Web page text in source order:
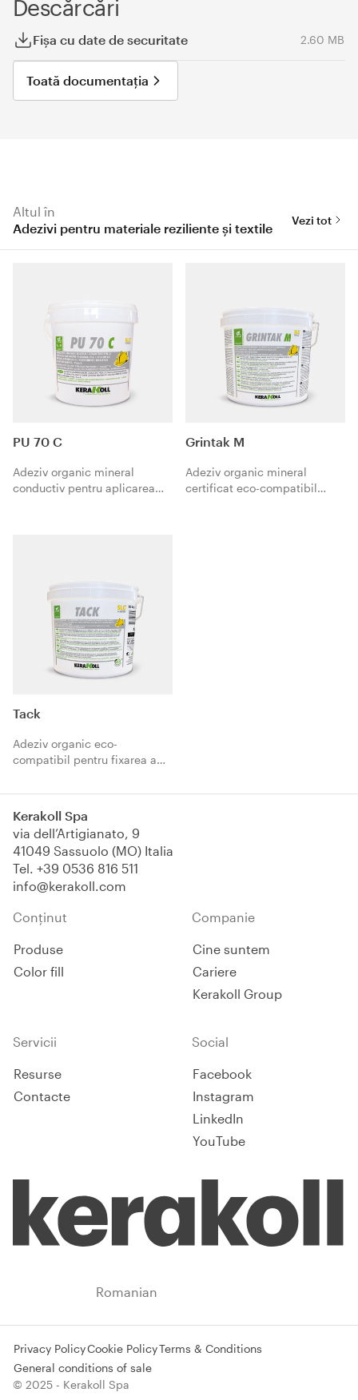
Descărcări
Fișa cu date de securitate 2.60 MB
Toată documentația
Altul în
Adezivi pentru materiale reziliente și textile
Vezi tot
PU 70 C
Adeziv organic mineral
conductiv pentru aplicarea
Grintak M
Adeziv organic mineral
certificat eco-compatibil
Tack
Adeziv organic eco-
compatibil pentru fixarea a
PVC şi cauciuc pe suporturi
neabsorbante.
Kerakoll Spa
via dell’Artigianato, 9
41049 Sassuolo (MO) Italia
Tel. +39 0536 816 511
info@kerakoll.com
Conținut
Produse
Color fill
Companie
Cine suntem
Cariere
Kerakoll Group
Servicii
Resurse
Contacte
Social
Facebook
Instagram
LinkedIn
YouTube
Romanian
Privacy PolicyCookie PolicyTerms & Conditions
General conditions of sale
© 2025 - Kerakoll Spa